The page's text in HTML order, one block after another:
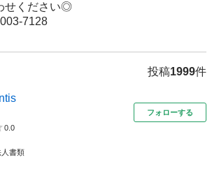
せください◎
7128
投稿1999件
0.0
フォローする
人書類